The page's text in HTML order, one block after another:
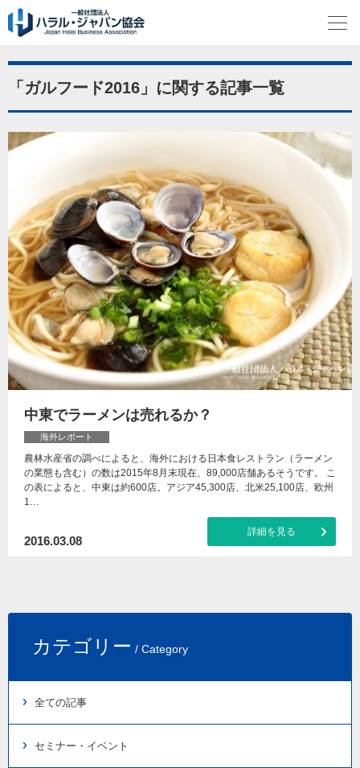
「ガルフード2016」に関する記事一覧
中東でラーメンは売れるか？
海外レポート
農林水産省の調べによると、海外における日本食レストラン（ラーメン
の業態も含む）の数は2015年8月末現在、89,000店舗あるそうです。 こ
の表によると、中東は約600店。アジア45,300店、北米25,100店、欧州
1…
2016.03.08
詳細を見る
カテゴリー / Category
全ての記事
セミナー・イベント